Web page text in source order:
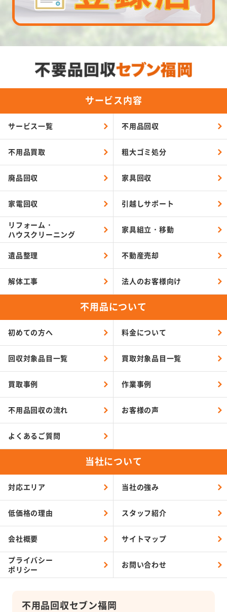
不用品回収セブン福岡
サービス内容
サービス一覧 不用品回収
不用品買取 粗大ゴミ処分
廃品回収 家具回収
家電回収 引越しサポート
リフォーム・
ハウスクリーニング
家具組立・移動
遺品整理 不動産売却
解体工事 法人のお客様向け
不用品について
初めての方へ 料金について
回収対象品目一覧 買取対象品目一覧
買取事例 作業事例
不用品回収の流れ お客様の声
よくあるご質問
当社について
対応エリア 当社の強み
低価格の理由 スタッフ紹介
会社概要 サイトマップ
プライバシー
ポリシー
お問い合わせ